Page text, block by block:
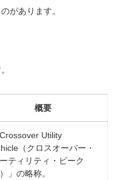
があります。
概要
Crossover Utility
（クロスオーバー・
ティリティ・ビーク
」の略称。